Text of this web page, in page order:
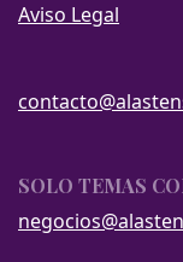
Aviso Legal
SOLO TEMAS